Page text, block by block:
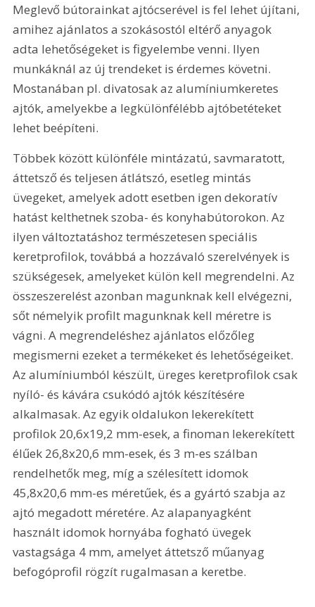
Meglevő bútorainkat ajtócserével is fel lehet újítani,
amihez ajánlatos a szokásostól eltérő anyagok
adta lehetőségeket is figyelembe venni. Ilyen
munkáknál az új trendeket is érdemes követni.
Mostanában pl. divatosak az alumíniumkeretes
ajtók, amelyekbe a legkülönfélébb ajtóbetéteket
lehet beépíteni.
Többek között különféle mintázatú, savmaratott,
áttetsző és teljesen átlátszó, esetleg mintás
üvegeket, amelyek adott esetben igen dekoratív
hatást kelthetnek szoba- és konyhabútorokon. Az
ilyen változtatáshoz természetesen speciális
keretprofilok, továbbá a hozzávaló szerelvények is
szükségesek, amelyeket külön kell megrendelni. Az
összeszerelést azonban magunknak kell elvégezni,
sőt némelyik profilt magunknak kell méretre is
vágni. A megrendeléshez ajánlatos előzőleg
megismerni ezeket a termékeket és lehetőségeiket.
Az alumíniumból készült, üreges keretprofilok csak
nyíló- és kávára csukódó ajtók készítésére
alkalmasak. Az egyik oldalukon lekerekített
profilok 20,6x19,2 mm-esek, a finoman lekerekített
élűek 26,8x20,6 mm-esek, és 3 m-es szálban
rendelhetők meg, míg a szélesített idomok
45,8x20,6 mm-es méretűek, és a gyártó szabja az
ajtó megadott méretére. Az alapanyagként
használt idomok hornyába fogható üvegek
vastagsága 4 mm, amelyet áttetsző műanyag
befogóprofil rögzít rugalmasan a keretbe.